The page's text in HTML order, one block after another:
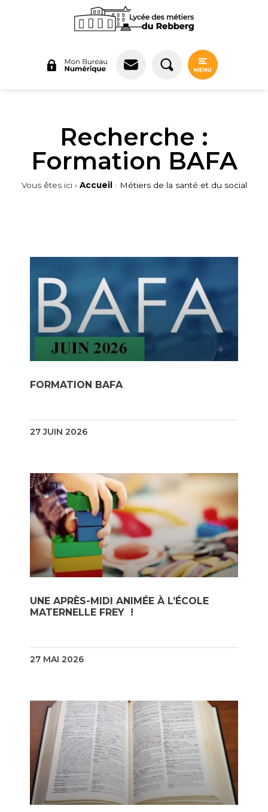
Recherche :
Formation BAFA
Vous êtes ici › Accueil • Métiers de la santé et du social
FORMATION BAFA
27 JUIN 2026
UNE APRÈS-MIDI ANIMÉE À L’ÉCOLE
MATERNELLE FREY !
27 MAI 2026
Panneau de gestion des cookies